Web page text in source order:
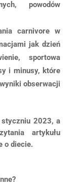
powodów
carnivore w
jak dzień
sportowa
i minusy, które
obserwacji
styczniu 2023, a
artykułu
o diecie.